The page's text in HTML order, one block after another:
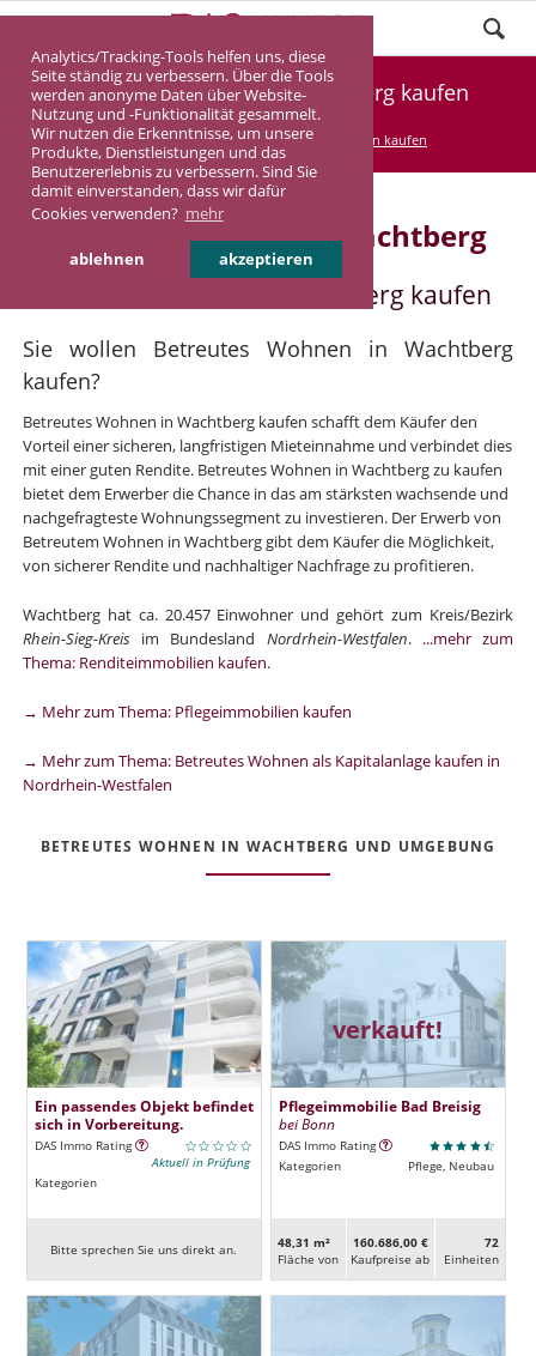
Analytics/Tracking-Tools helfen uns, diese
Seite ständig zu verbessern. Über die Tools
werden anonyme Daten über Website-
Nutzung und -Funktionalität gesammelt.
Wir nutzen die Erkenntnisse, um unsere
Produkte, Dienstleistungen und das
Benutzererlebnis zu verbessern. Sind Sie
damit einverstanden, dass wir dafür
Cookies verwenden? mehr
ablehnen akzeptieren
Betreutes Wohnen in Wachtberg kaufen
DASINVEST Service Betreutes Wohnen kaufen
Betreutes Wohnen in Wachtberg
Betreutes Wohnen in Wachtberg kaufen
Sie wollen Betreutes Wohnen in Wachtberg
kaufen?
Betreutes Wohnen in Wachtberg kaufen schafft dem Käufer den
Vorteil einer sicheren, langfristigen Mieteinnahme und verbindet dies
mit einer guten Rendite. Betreutes Wohnen in Wachtberg zu kaufen
bietet dem Erwerber die Chance in das am stärksten wachsende und
nachgefragteste Wohnungssegment zu investieren. Der Erwerb von
Betreutem Wohnen in Wachtberg gibt dem Käufer die Möglichkeit,
von sicherer Rendite und nachhaltiger Nachfrage zu profitieren.
Wachtberg hat ca. 20.457 Einwohner und gehört zum Kreis/Bezirk
Rhein-Sieg-Kreisim Bundesland Nordrhein-Westfalen. ...mehr zum
Thema: Renditeimmobilien kaufen.
→ Mehr zum Thema: Pflegeimmobilien kaufen
→ Mehr zum Thema: Betreutes Wohnen als Kapitalanlage kaufen in
Nordrhein-Westfalen
BETREUTES WOHNEN IN WACHTBERG UND UMGEBUNG
Ein passendes Objekt befindet
sich in Vorbereitung.
DAS Immo Rating
Aktuell in Prüfung
Kategorien
Bitte sprechen Sie uns direkt an.
verkauft!
Pflegeimmobilie Bad Breisig
bei Bonn
DAS Immo Rating
Kategorien
Pflege, Neubau
48,31 m²
Fläche von
160.686,00 €
Kaufpreise ab
72
Ein­heiten